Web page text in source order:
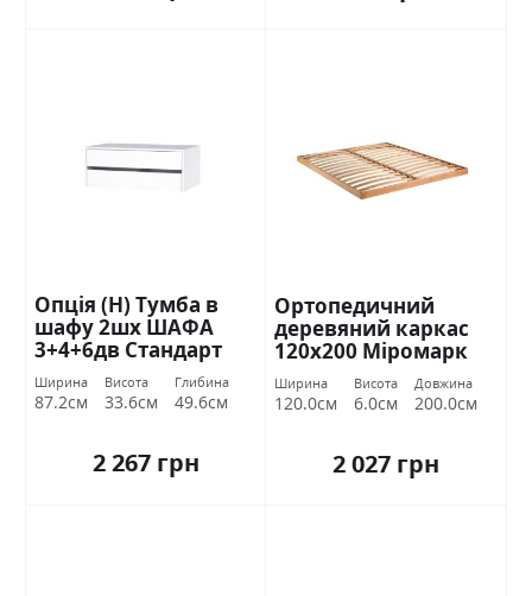
Опція (Н) Тумба в
шафу 2шх ШАФА
3+4+6дв Стандарт
Ширина
87.2см
Висота
33.6см
Глибина
49.6см
2 267 грн
Ортопедичний
деревяний каркас
120х200 Міромарк
Ширина
120.0см
Висота
6.0см
Довжина
200.0см
2 027 грн